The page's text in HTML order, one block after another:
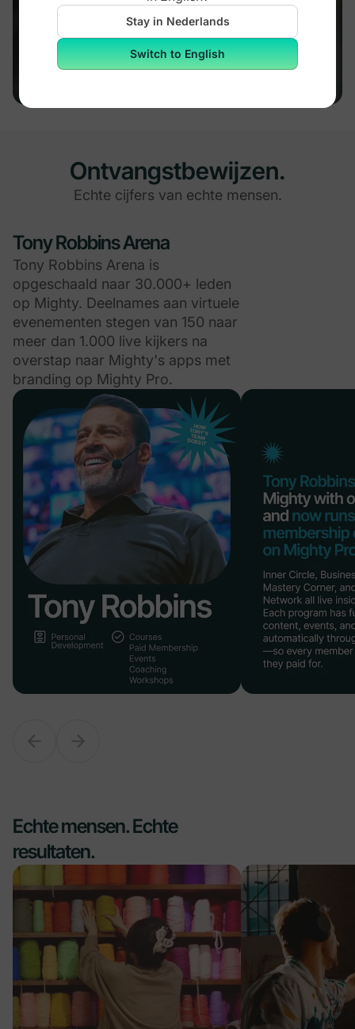
Community Design™ in 2 jaar van 0
naar 102.000 leden en $5M+
omzet.
Ontvangstbewijzen.
Echte cijfers van echte mensen.
Tony Robbins Arena
Tony Robbins Arena is
opgeschaald naar 30.000+ leden
op Mighty. Deelnames aan virtuele
evenementen stegen van 150 naar
meer dan 1.000 live kijkers na
overstap naar Mighty's apps met
branding op Mighty Pro.
Echte mensen. Echte
resultaten.
Stay in Nederlands
Switch to English